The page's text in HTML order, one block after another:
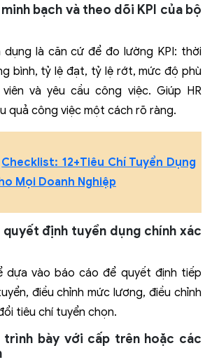
bạch và theo dõi KPI của bộ
dụng là căn cứ để đo lường KPI: thời
bình, tỷ lệ đạt, tỷ lệ rớt, mức độ phù
và yêu cầu công việc. Giúp HR
quả công việc một cách rõ ràng.
Checklist: 12+Tiêu Chí Tuyển Dụng
Mọi Doanh Nghiệp
định tuyển dụng chính xác
dựa vào báo cáo để quyết định tiếp
điều chỉnh mức lương, điều chỉnh
tiêu chí tuyển chọn.
trình bày với cấp trên hoặc các